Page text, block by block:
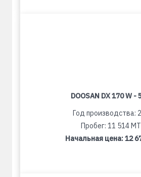
DOOSAN DX 170 W -
Год производства:
Пробег: 11 514
Начальная цена:12